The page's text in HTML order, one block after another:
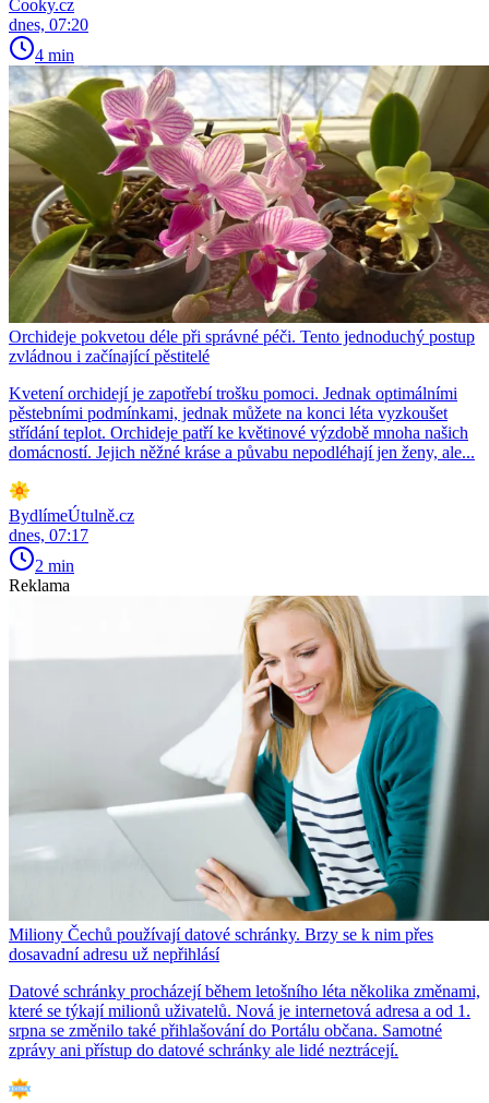
Cooky.cz
dnes, 07:20
4 min
Orchideje pokvetou déle při správné péči. Tento jednoduchý postup
zvládnou i začínající pěstitelé
Kvetení orchidejí je zapotřebí trošku pomoci. Jednak optimálními
pěstebními podmínkami, jednak můžete na konci léta vyzkoušet
střídání teplot. Orchideje patří ke květinové výzdobě mnoha našich
domácností. Jejich něžné kráse a půvabu nepodléhají jen ženy, ale...
BydlímeÚtulně.cz
dnes, 07:17
2 min
Reklama
Miliony Čechů používají datové schránky. Brzy se k nim přes
dosavadní adresu už nepřihlásí
Datové schránky procházejí během letošního léta několika změnami,
které se týkají milionů uživatelů. Nová je internetová adresa a od 1.
srpna se změnilo také přihlašování do Portálu občana. Samotné
zprávy ani přístup do datové schránky ale lidé neztrácejí.